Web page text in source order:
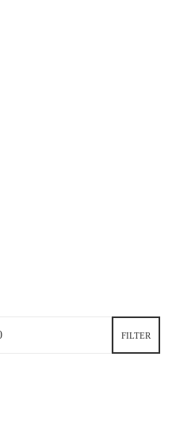
FILTER